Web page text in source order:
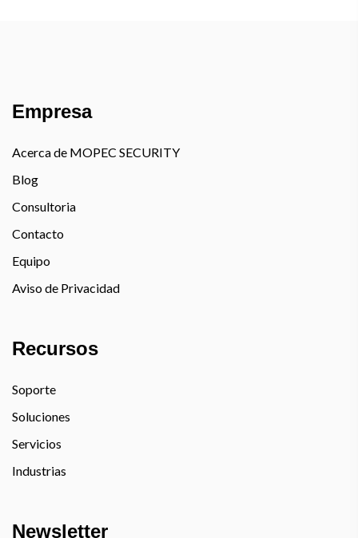
Empresa
Acerca de MOPEC SECURITY
Blog
Consultoria
Contacto
Equipo
Aviso de Privacidad
Recursos
Soporte
Soluciones
Servicios
Industrias
Newsletter